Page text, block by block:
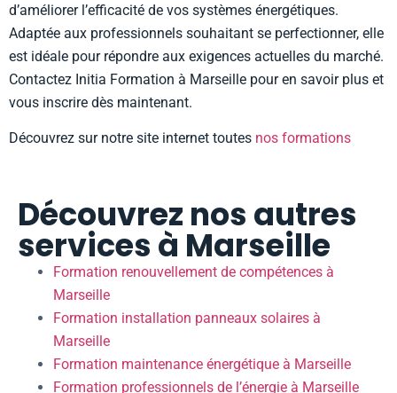
d’améliorer l’efficacité de vos systèmes énergétiques.
Adaptée aux professionnels souhaitant se perfectionner, elle
est idéale pour répondre aux exigences actuelles du marché.
Contactez Initia Formation à Marseille pour en savoir plus et
vous inscrire dès maintenant.
Découvrez sur notre site internet toutes nos formations
Découvrez nos autres
services à Marseille
Formation renouvellement de compétences à
Marseille
Formation installation panneaux solaires à
Marseille
Formation maintenance énergétique à Marseille
Formation professionnels de l’énergie à Marseille